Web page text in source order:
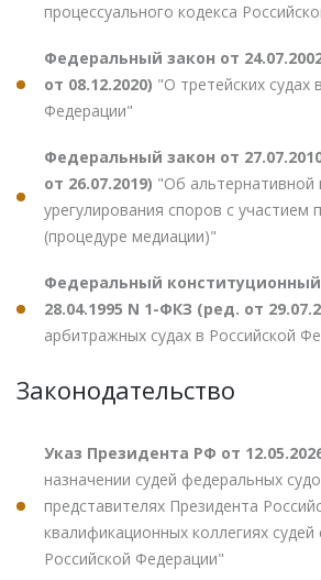
процессуального кодекса
Федеральный закон от
от 08.12.2020) "О третейских судах
Федерации"
Федеральный закон от
от 26.07.2019) "Об альтернативной
урегулирования споров с участием
(процедуре медиации)"
Федеральный конституционный
28.04.1995 N 1-ФКЗ (ред. от
арбитражных судах в Российской
Законодательство
Указ Президента РФ от
назначении судей федеральных
представителях Президента
квалификационных коллегиях судей
Российской Федерации"